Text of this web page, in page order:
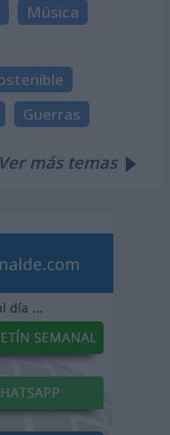
Música
Guerras
Ver más temas